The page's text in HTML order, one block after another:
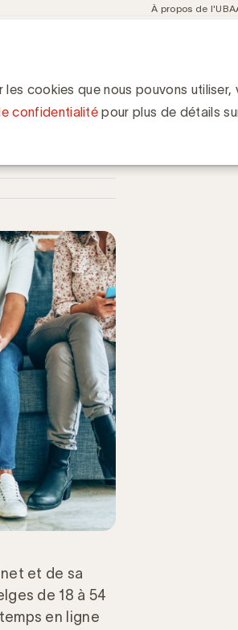
cookies que nous pouvons utiliser,
confidentialité pour plus de détails
Meta
À propos de l'UBA
le
et de sa
de 18 à 54
en ligne